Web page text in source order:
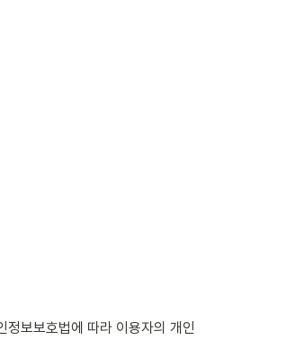
보보호법에 따라 이용자의 개인